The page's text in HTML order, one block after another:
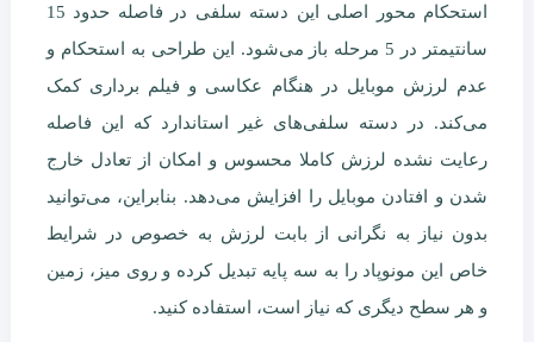
استحکام محور اصلی این دسته سلفی در فاصله حدود 15
سانتیمتر در 5 مرحله باز می‌شود. این طراحی به استحکام و
عدم لرزش موبایل در هنگام عکاسی و فیلم برداری کمک
می‌کند. در دسته سلفی‌های غیر استاندارد که این فاصله
رعایت نشده لرزش کاملا محسوس و امکان از تعادل خارج
شدن و افتادن موبایل را افزایش می‌دهد. بنابراین، می‌توانید
بدون نیاز به نگرانی از بابت لرزش به خصوص در شرایط
خاص این مونوپاد را به سه پایه تبدیل کرده و روی میز، زمین
و هر سطح دیگری که نیاز است، استفاده کنید.